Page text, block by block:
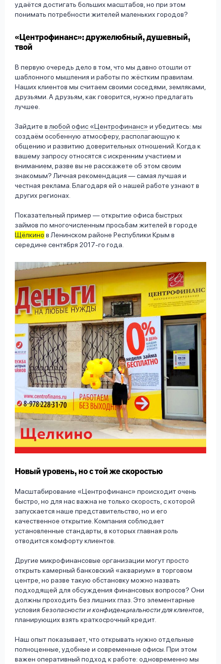
удаётся достигать больших масштабов, но при этом
понимать потребности жителей маленьких городов?
«Центрофинанс»: дружелюбный, душевный,
твой
В первую очередь дело в том, что мы давно отошли от
шаблонного мышления и работы по жёстким правилам.
Наших клиентов мы считаем своими соседями, земляками,
друзьями. А друзьям, как говорится, нужно предлагать
лучшее.
Зайдите влюбой офис «Центрофинанс» и убедитесь: мы
создаём особенную атмосферу, располагающую к
общению и развитию доверительных отношений. Когда к
вашему запросу относятся с искренним участием и
вниманием, разве вы не расскажете об этом своим
знакомым? Личная рекомендация — самая лучшая и
честная реклама. Благодаря ей о нашей работе узнают в
других регионах.
Показательный пример — открытие офиса быстрых
займов по многочисленным просьбам жителей в городе
Щёлкино в Ленинском районе Республики Крым в
середине сентября 2017-го года.
Новый уровень, но с той же скоростью
Масштабирование «Центрофинанс» происходит очень
быстро, но для нас важна не только скорость, с которой
запускается наше представительство, но и его
качественное открытие. Компания соблюдает
установленные стандарты, в которых главная роль
отводится комфорту клиентов.
Другие микрофинансовые организации могут просто
открыть камерный банковский «аквариум» в торговом
центре, но разве такую обстановку можно назвать
подходящей для обсуждения финансовых вопросов? Они
должны проходить без лишних глаз. Это элементарные
условия безопасности и конфиденциальности для клиентов,
планирующих взять краткосрочный кредит.
Наш опыт показывает, что открывать нужно отдельные
полноценные, удобные и современные офисы. При этом
важен оперативный подход к работе: одновременно мы